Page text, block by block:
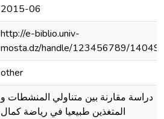
2015-06
http://e-biblio.univ-
mosta.dz/handle/123456789/14049
other
دراسة مقارنة بين متناولي المنشطات و
المتغذين طبيعيا في رياضة كمال